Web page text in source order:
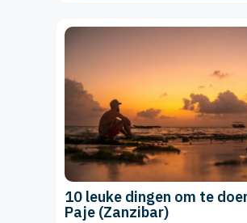
10 leuke dingen om te
Paje (Zanzibar)